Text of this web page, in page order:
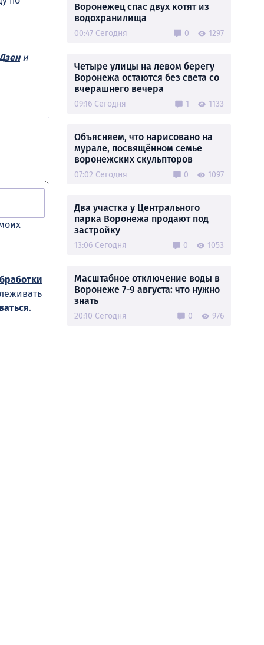
и
.
Воронежец спас двух котят из
водохранилища
00:47 Сегодня 0 1297
Четыре улицы на левом берегу
Воронежа остаются без света со
вчерашнего вечера
09:16 Сегодня 1 1133
Объясняем, что нарисовано на
мурале, посвящённом семье
воронежских скульпторов
07:02 Сегодня 0 1097
Два участка у Центрального
парка Воронежа продают под
застройку
13:06 Сегодня 0 1053
Масштабное отключение воды в
Воронеже 7-9 августа: что нужно
знать
20:10 Сегодня 0 976